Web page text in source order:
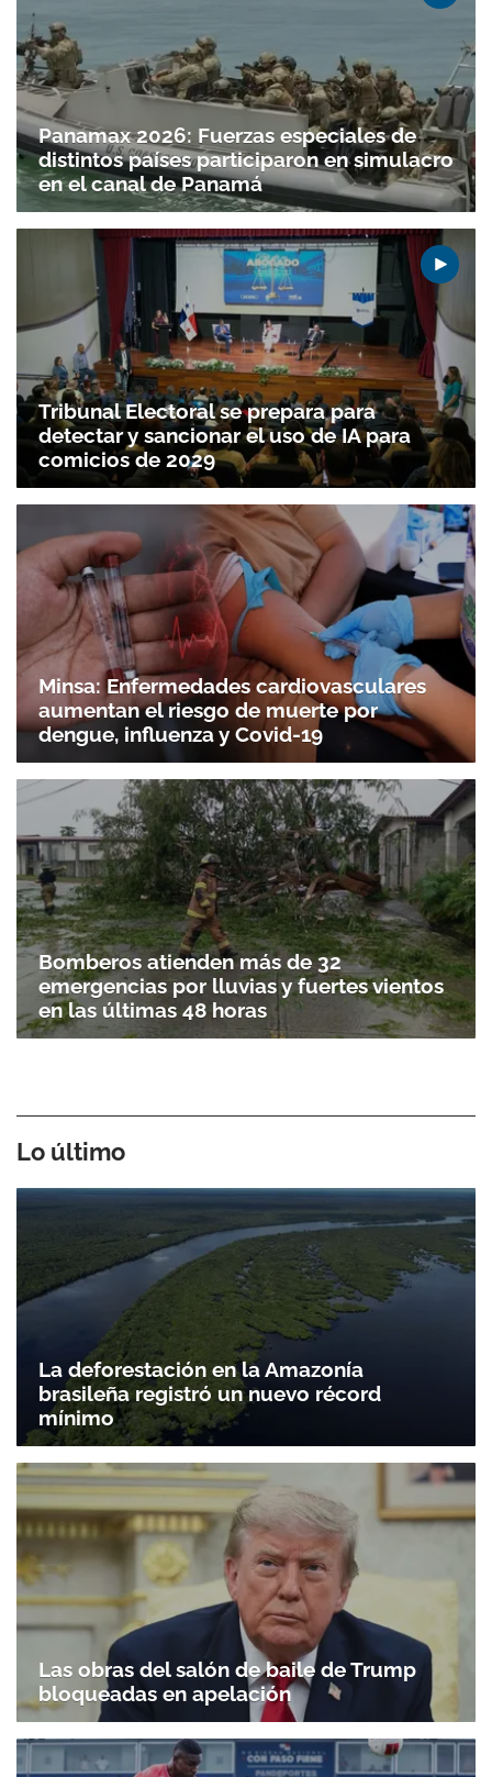
Panamax 2026: Fuerzas especiales de
distintos países participaron en simulacro
en el canal de Panamá
Tribunal Electoral se prepara para
detectar y sancionar el uso de IA para
comicios de 2029
Minsa: Enfermedades cardiovasculares
aumentan el riesgo de muerte por
dengue, influenza y Covid-19
Bomberos atienden más de 32
emergencias por lluvias y fuertes vientos
en las últimas 48 horas
Lo último
La deforestación en la Amazonía
brasileña registró un nuevo récord
mínimo
Las obras del salón de baile de Trump
bloqueadas en apelación